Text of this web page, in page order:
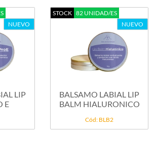
NUEVO
LIP
E
STOCK 82 UNIDAD/ES
NUEVO
BALSAMO LABIAL LIP
BALM HIALURONICO
Cód: BLB2